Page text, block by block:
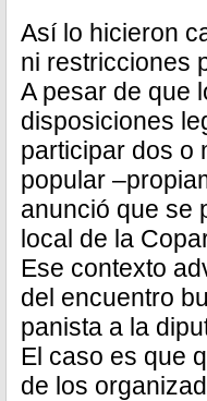
Así lo hicieron
ni restricciones
A pesar de que
disposiciones
participar dos o
popular
anunció que se
local de la
Ese contexto
del encuentro
panista a la
El caso es que
de los